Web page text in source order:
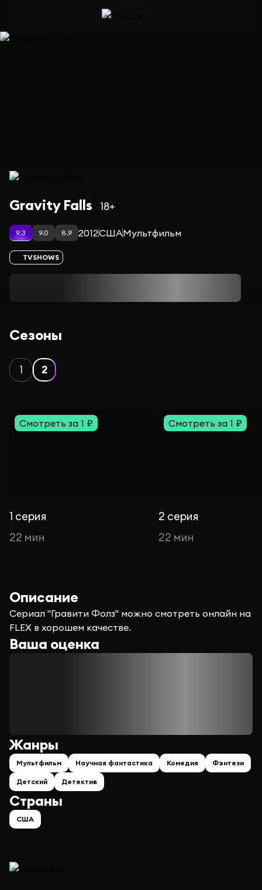
Сериал Гравити Фолз — сезон 2
Gravity Falls 18+
9.3 9.0 8.9 2012СШАМультфильм
TVSHOWS
Сезоны
1 2
Смотреть за 1 ₽
1 серия
22 мин
Смотреть за 1 ₽
2 серия
22 мин
Описание
Сериал "Гравити Фолз" можно смотреть онлайн на
FLEX в хорошем качестве.
Ваша оценка
Страны
США
Жанры
Мультфильм Научная фантастика Комедия Фэнтези
Детский Детектив